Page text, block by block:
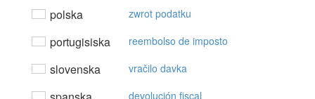
polska zwrot podatku
portugisiska reembolso de imposto
slovenska vračilo davka
devolución fiscal